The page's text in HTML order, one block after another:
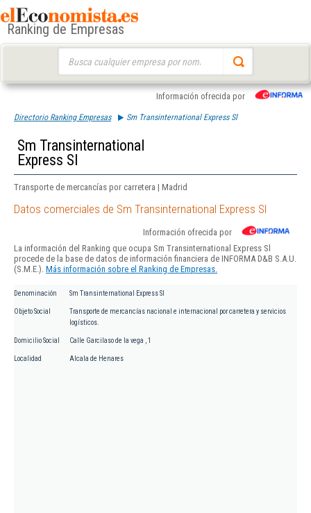
Ranking de Empresas
Información ofrecida por
Directorio Ranking Empresas Sm Transinternational Express Sl
Sm Transinternational
Express Sl
Transporte de mercancías por carretera | Madrid
Datos comerciales de Sm Transinternational Express Sl
Información ofrecida por
La información del Ranking que ocupa Sm Transinternational Express Sl
procede de la base de datos de información financiera de INFORMA D&B S.A.U.
(S.M.E.). Más información sobre el Ranking de Empresas.
Denominación Sm Transinternational Express Sl
Objeto Social
Transporte de mercancías nacional e internacional por carretera y servicios
logísticos.
Domicilio Social Calle Garcilaso de la vega , 1
Localidad Alcala de Henares